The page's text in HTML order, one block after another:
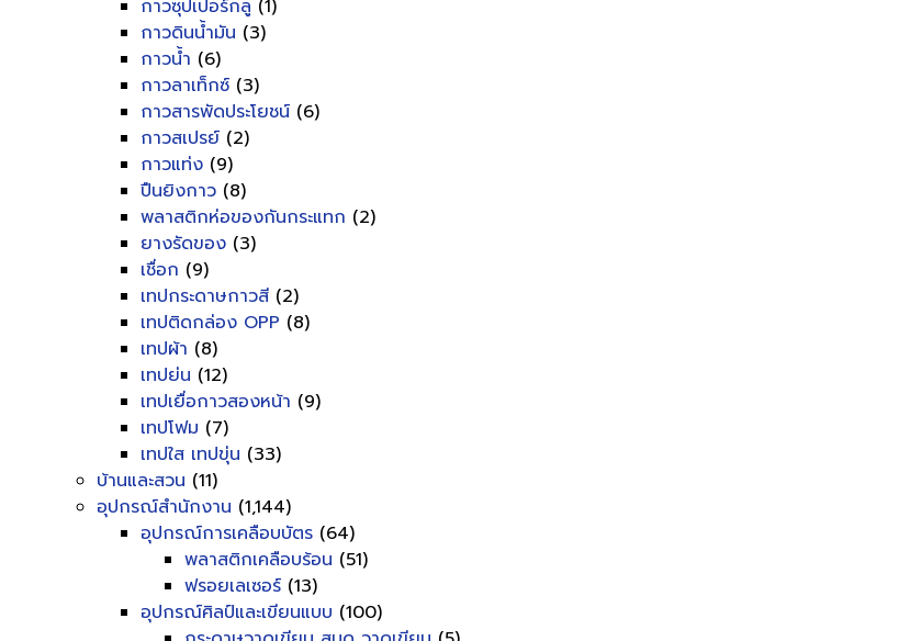
กาวซุปเปอร์กลู (1)
กาวดินน้ำมัน (3)
กาวน้ำ (6)
กาวลาเท็กซ์ (3)
กาวสารพัดประโยชน์ (6)
กาวสเปรย์ (2)
กาวแท่ง (9)
ปืนยิงกาว (8)
พลาสติกห่อของกันกระแทก (2)
ยางรัดของ (3)
เชื่อก (9)
เทปกระดาษกาวสี (2)
เทปติดกล่อง OPP (8)
เทปผ้า (8)
เทปย่น (12)
เทปเยื่อกาวสองหน้า (9)
เทปโฟม (7)
เทปใส เทปขุ่น (33)
บ้านและสวน (11)
อุปกรณ์สำนักงาน (1,144)
อุปกรณ์การเคลือบบัตร (64)
พลาสติกเคลือบร้อน (51)
ฟรอยเลเซอร์ (13)
อุปกรณ์ศิลป์และเขียนแบบ (100)